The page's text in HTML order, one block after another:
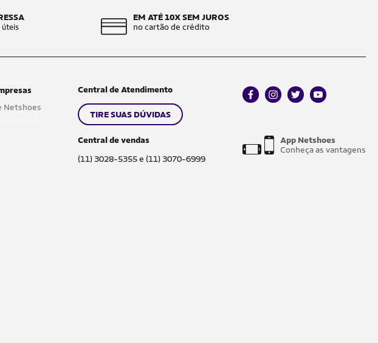
úteis
EM ATÉ 10X SEM JUROS
no cartão de crédito
Netshoes
Central de Atendimento
TIRE SUAS DÚVIDAS
Central de vendas
(11) 3028-5355 e (11) 3070-6999
facebookinstagram
twitteryoutube
App Netshoes
Conheça as vantagens